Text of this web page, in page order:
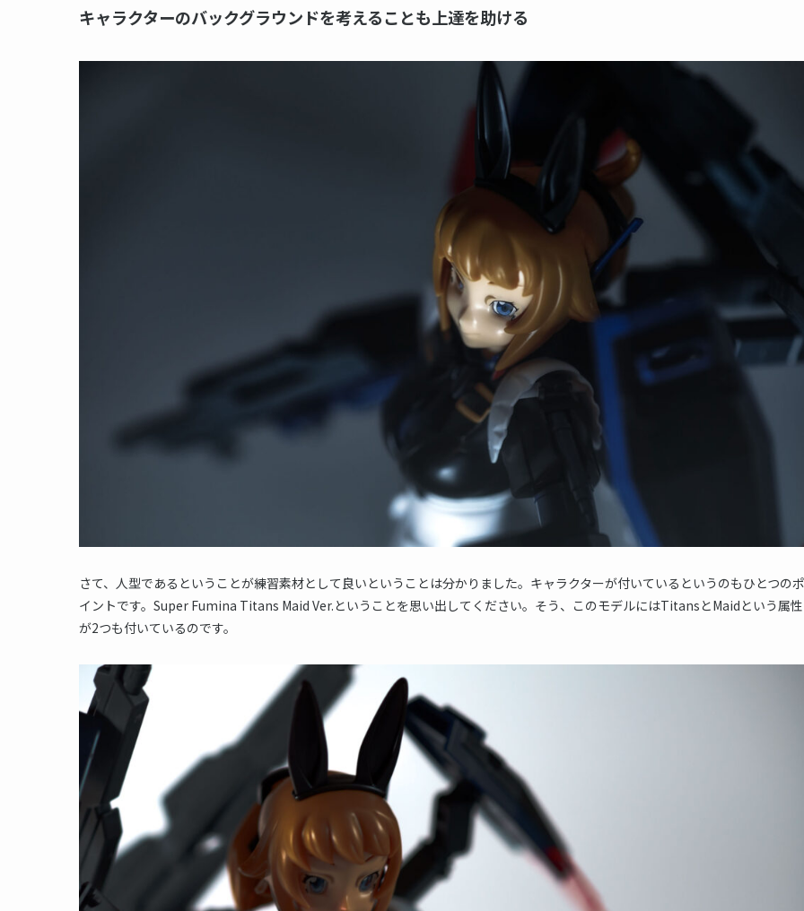
キャラクターのバックグラウンドを考えることも上達を助ける
さて、人型であるということが練習素材として良いということは分かりました。キャラクターが付いているというのもひとつのポ
イントです。Super Fumina Titans Maid Ver.ということを思い出してください。そう、このモデルにはTitansとMaidという属性
が2つも付いているのです。